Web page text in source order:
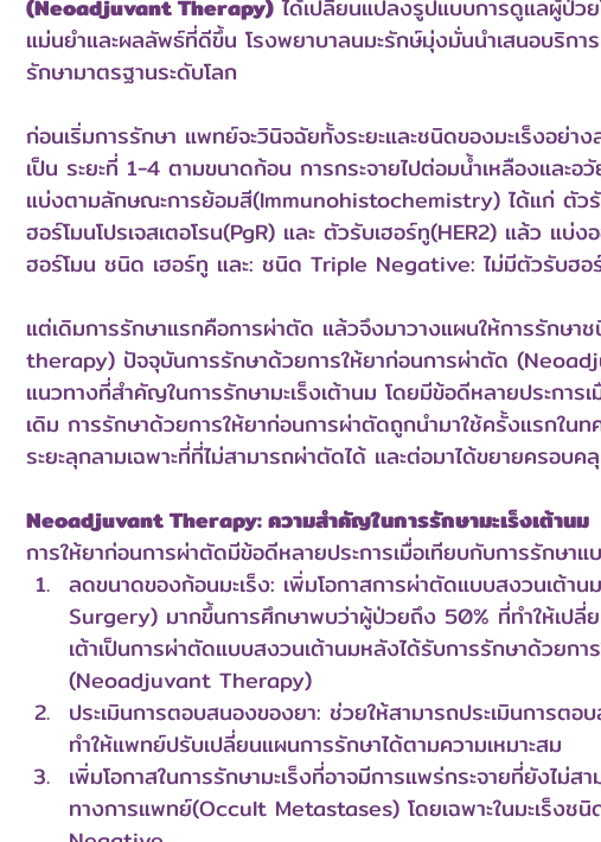
(Neoadjuvant Therapy) ได้เปลี่ยนแปลงรูปแบบการดูแลผู้ป่ว
แม่นยำและผลลัพธ์ที่ดีขึ้น โรงพยาบาลนมะรักษ์มุ่งมั่นนำเสนอบริกา
รักษามาตรฐานระดับโลก
ก่อนเริ่มการรักษา แพทย์จะวินิจฉัยทั้งระยะและชนิดของมะเร็งอย่าง
เป็น ระยะที่ 1-4 ตามขนาดก้อน การกระจายไปต่อมน้ำเหลืองและอ
แบ่งตามลักษณะการย้อมสี(Immunohistochemistry) ได้แก่ ตัวรั
ฮอร์โมนโปรเจสเตอโรน(PgR) และ ตัวรับเฮอร์ทู(HER2) แล้ว แ
ฮอร์โมน ชนิด เฮอร์ทู และ: ชนิด Triple Negative: ไม่มีตัวรับฮอร์
แต่เดิมการรักษาแรกคือการผ่าตัด แล้วจึงมาวางแผนให้การรักษ
therapy) ปัจจุบันการรักษาด้วยการให้ยาก่อนการผ่าตัด
แนวทางที่สำคัญในการรักษามะเร็งเต้านม โดยมีข้อดีหลายประการ
เดิม การรักษาด้วยการให้ยาก่อนการผ่าตัดถูกนำมาใช้ครั้งแรกใน
ระยะลุกลามเฉพาะที่ที่ไม่สามารถผ่าตัดได้ และต่อมาได้ขยายครอบค
Neoadjuvant Therapy: ความสำคัญในการรักษามะเร็งเต้านม
การให้ยาก่อนการผ่าตัดมีข้อดีหลายประการเมื่อเทียบกับการรักษา
ลดขนาดของก้อนมะเร็ง: เพิ่มโอกาสการผ่าตัดแบบสงวนเต้
Surgery) มากขึ้นการศึกษาพบว่าผู้ป่วยถึง 50% ที่ทำให้เปลี่
เต้าเป็นการผ่าตัดแบบสงวนเต้านมหลังได้รับการรักษาด้วยกา
(Neoadjuvant Therapy)
ประเมินการตอบสนองของยา: ช่วยให้สามารถประเมินการตอ
ทำให้แพทย์ปรับเปลี่ยนแผนการรักษาได้ตามความเหมาะสม
เพิ่มโอกาสในการรักษามะเร็งที่อาจมีการแพร่กระจายที่ยังไม่
ทางการแพทย์(Occult Metastases) โดยเฉพาะในมะเร็ง